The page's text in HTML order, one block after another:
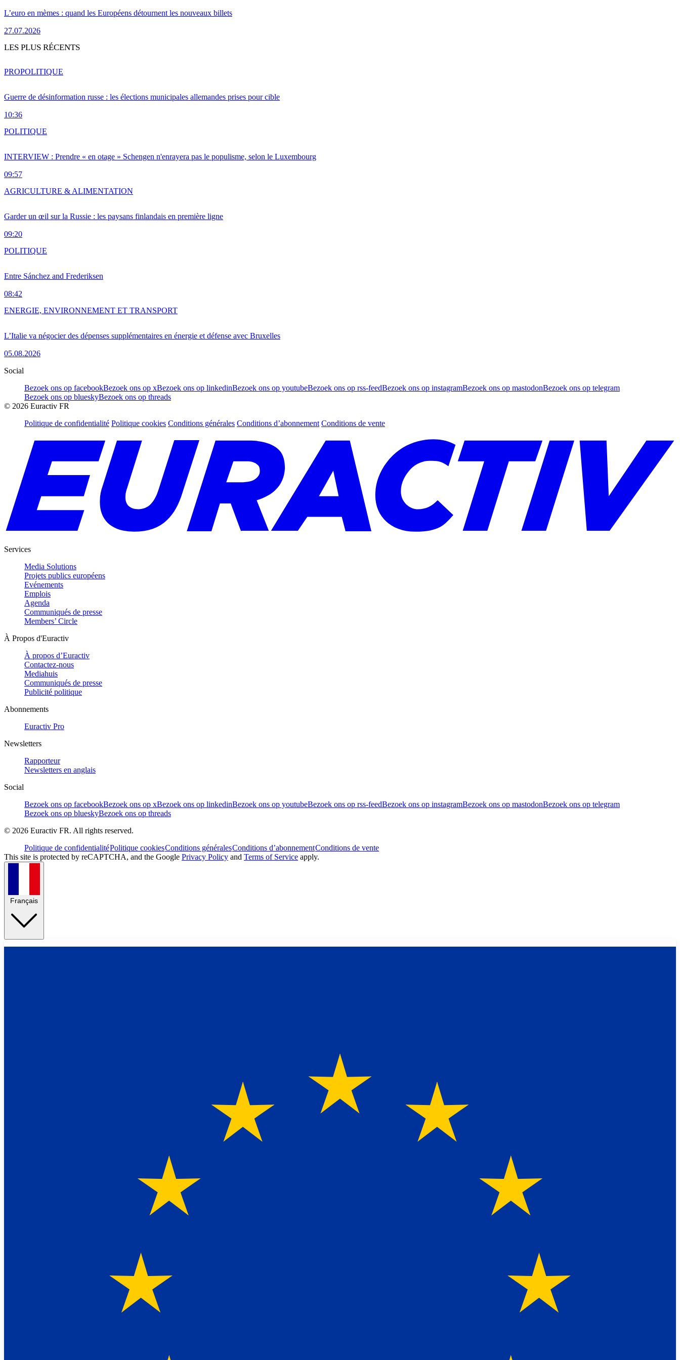
L’euro en mèmes : quand les Européens détournent les nouveaux billets
27.07.2026
LES PLUS RÉCENTS
Guerre de désinformation russe : les élections municipales allemandes prises pour cible
10:36
PROPOLITIQUE
INTERVIEW : Prendre « en otage » Schengen n'enrayera pas le populisme, selon le Luxembourg
09:57
POLITIQUE
Garder un œil sur la Russie : les paysans finlandais en première ligne
09:20
AGRICULTURE & ALIMENTATION
Entre Sánchez and Frederiksen
08:42
POLITIQUE
L’Italie va négocier des dépenses supplémentaires en énergie et défense avec Bruxelles
05.08.2026
ENERGIE, ENVIRONNEMENT ET TRANSPORT
Social
Bezoek ons op facebookBezoek ons op xBezoek ons op linkedinBezoek ons op youtubeBezoek ons op rss-feedBezoek ons op instagramBezoek ons op mastodonBezoek ons op telegram
Bezoek ons op blueskyBezoek ons op threads
© 2026 Euractiv FR
Politique de confidentialité Politique cookies Conditions générales Conditions d’abonnement Conditions de vente
Services
Media Solutions
Projets publics européens
Evénements
Emplois
Agenda
Communiqués de presse
Members’ Circle
À Propos d'Euractiv
À propos d’Euractiv
Contactez-nous
Mediahuis
Communiqués de presse
Publicité politique
Abonnements
Euractiv Pro
Newsletters
Rapporteur
Newsletters en anglais
Social
Bezoek ons op facebookBezoek ons op xBezoek ons op linkedinBezoek ons op youtubeBezoek ons op rss-feedBezoek ons op instagramBezoek ons op mastodonBezoek ons op telegram
Bezoek ons op blueskyBezoek ons op threads
© 2026 Euractiv FR. All rights reserved.
Politique de confidentialitéPolitique cookiesConditions généralesConditions d’abonnementConditions de vente
This site is protected by reCAPTCHA, and the Google Privacy Policy and Terms of Service apply.
Français